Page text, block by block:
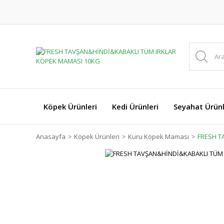
Köpek Ürünleri Kedi Ürünleri Seyahat
Anasayfa Köpek Ürünleri Kuru Köpek Maması FRESH